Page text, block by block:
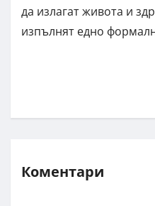
да излагат живота и
изпълнят едно
Коментари